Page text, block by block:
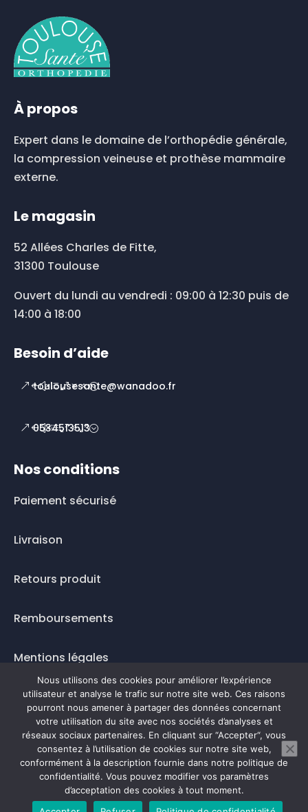
À propos
Expert dans le domaine de l’orthopédie générale,
la compression veineuse et prothèse mammaire
externe.
Le magasin
52 Allées Charles de Fitte,
31300 Toulouse
Ouvert du lundi au vendredi : 09:00 à 12:30 puis de
14:00 à 18:00
Besoin d’aide
toulousesante@wanadoo.fr
0534513513
Nos conditions
Paiement sécurisé
Livraison
Retours produit
Remboursements
Mentions légales
Questions fréquentes
Mode de paiement
0
Nous utilisons des cookies pour améliorer l’expérience
utilisateur et analyse le trafic sur notre site web. Ces raisons
pourront nous amener à partager des données concernant
votre utilisation du site avec nos sociétés d’analyses et
réseaux sociaux partenaires. En cliquant sur “Accepter“, vous
consentez à l’utilisation de cookies sur notre site web,
conformément à la description fournie dans notre politique de
confidentialité. Vous pouvez modifier vos paramètres
d’acceptation des cookies à tout moment.